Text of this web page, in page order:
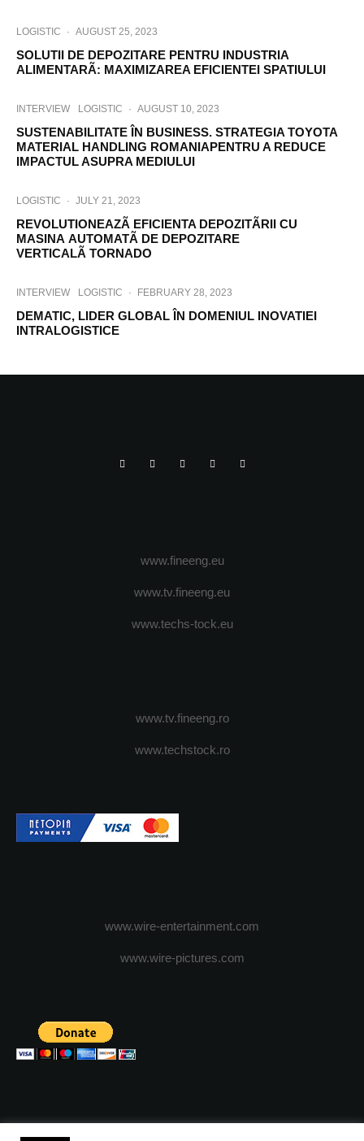
LOGISTIC · AUGUST 25, 2023
SOLUTII DE DEPOZITARE PENTRU INDUSTRIA
ALIMENTARÃ: MAXIMIZAREA EFICIENTEI SPATIULUI
INTERVIEW LOGISTIC · AUGUST 10, 2023
SUSTENABILITATE ÎN BUSINESS. STRATEGIA TOYOTA
MATERIAL HANDLING ROMANIAPENTRU A REDUCE
IMPACTUL ASUPRA MEDIULUI
LOGISTIC · JULY 21, 2023
REVOLUTIONEAZÃ EFICIENTA DEPOZITÃRII CU
MASINA AUTOMATÃ DE DEPOZITARE
VERTICALÃ TORNADO
INTERVIEW LOGISTIC · FEBRUARY 28, 2023
DEMATIC, LIDER GLOBAL ÎN DOMENIUL INOVATIEI
INTRALOGISTICE
www.fineeng.eu
www.tv.fineeng.eu
www.techs-tock.eu
www.tv.fineeng.ro
www.techstock.ro
www.wire-entertainment.com
www.wire-pictures.com